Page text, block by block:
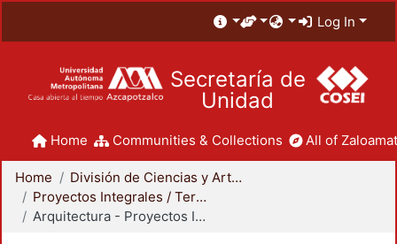
Log In
Secretaría de
Unidad
Home Communities & Collections All of
Home
División de Ciencias y Artes para el Diseño
Proyectos Integrales / Terminales - Licenciatura
Arquitectura - Proyectos Integrales